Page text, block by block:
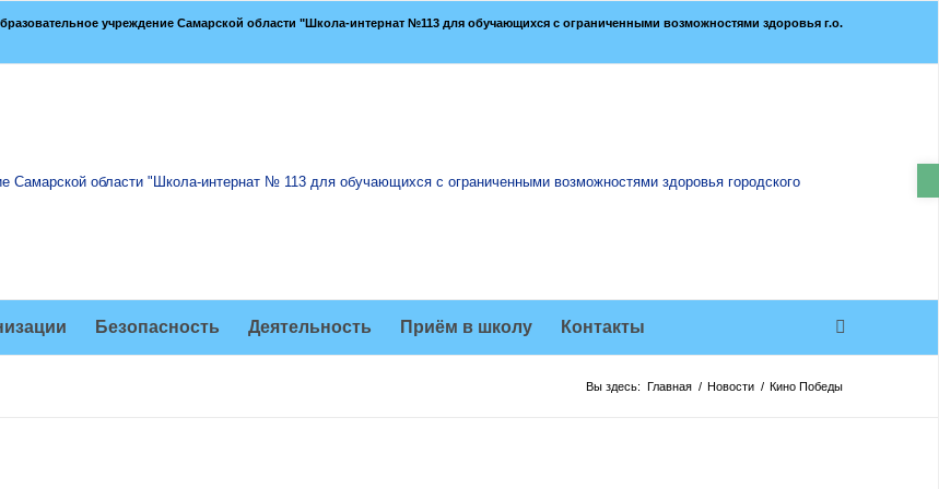
учреждение Самарской области "Школа-интернат №113 для обучающихся с ограниченными возможностями здоровья г.о.
Безопасность Деятельность Приём в школу Контакты
Вы здесь: Главная / Новости / Кино Победы